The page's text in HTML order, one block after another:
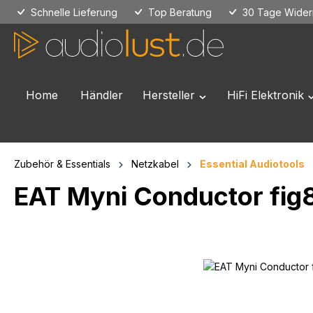
Hauptinhalt springen
Zur Suche springen
Zur Hauptnavigation springen
Schnelle Lieferung Top Beratung 30 Tage
Home Händler Hersteller Öffne oder Schließe
HiFi Elektronik
Zubehör & Essentials Netzkabel Essential Audiotools
EAT Myni Conductor